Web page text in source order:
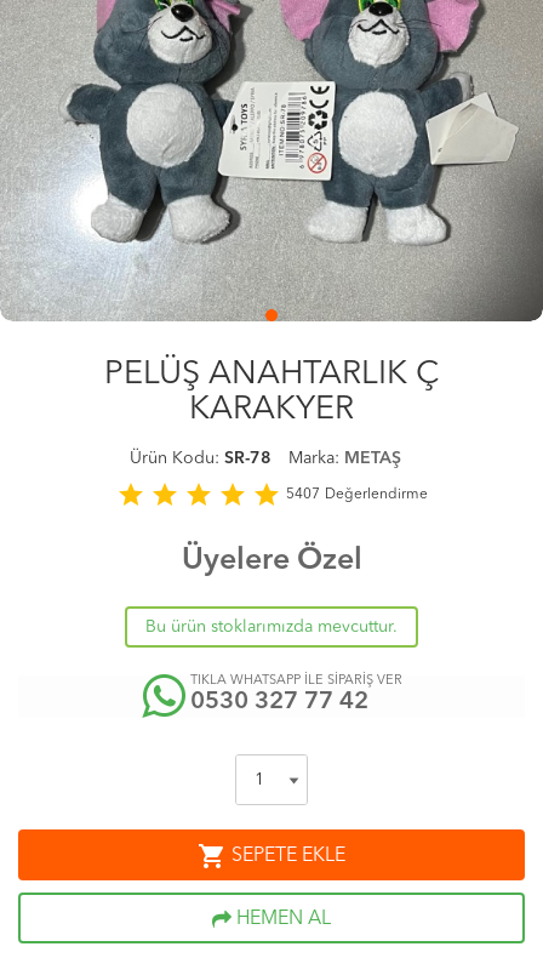
PELÜŞ ANAHTARLIK Ç
KARAKYER
Ürün Kodu: SR-78 Marka: METAŞ
star star star star star 5407 Değerlendirme
Üyelere Özel
Bu ürün stoklarımızda mevcuttur.
TIKLA WHATSAPP İLE SİPARİŞ VER
0530 327 77 42
shopping_cart SEPETE EKLE
HEMEN AL